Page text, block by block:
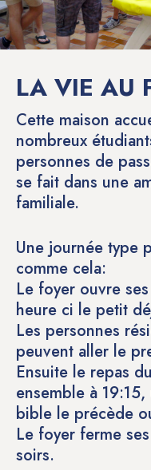
LA VIE AU
Cette maison
nombreux
personnes de
se fait dans une
familiale.
Une journée type
comme cela:
Le foyer ouvre
heure ci le petit
Les personnes
peuvent aller le
Ensuite le repas
ensemble à
bible le précède
Le foyer ferme
soirs.